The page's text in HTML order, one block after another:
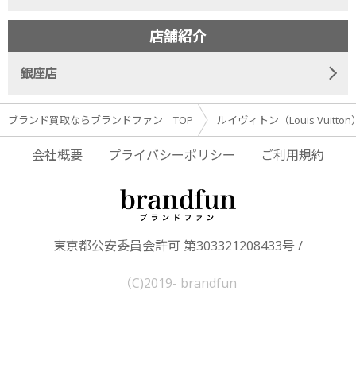
ブランド買取ならブランドファン TOP ルイヴィトン（Louis Vuitton
店舗紹介
銀座店
会社概要 プライバシーポリシー ご利用規約
東京都公安委員会許可 第303321208433号 /
（C)2019- brandfun